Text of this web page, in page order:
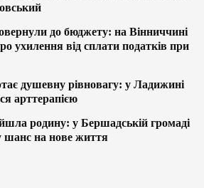
до бюджету: на Вінниччині
ухилення від сплати податків при
душевну рівновагу: у Ладижині
арттерапією
родину: у Бершадській громаді
шанс на нове життя